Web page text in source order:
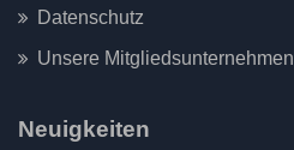
Datenschutz
Unsere Mitgliedsunternehmen
Neuigkeiten